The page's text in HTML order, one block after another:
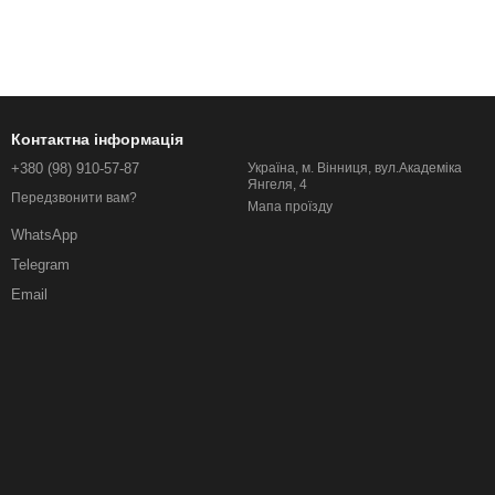
Контактна інформація
+380 (98) 910-57-87
Передзвонити вам?
WhatsApp
Telegram
Email
Україна, м. Вінниця, вул.Академіка
Янгеля, 4
Мапа проїзду